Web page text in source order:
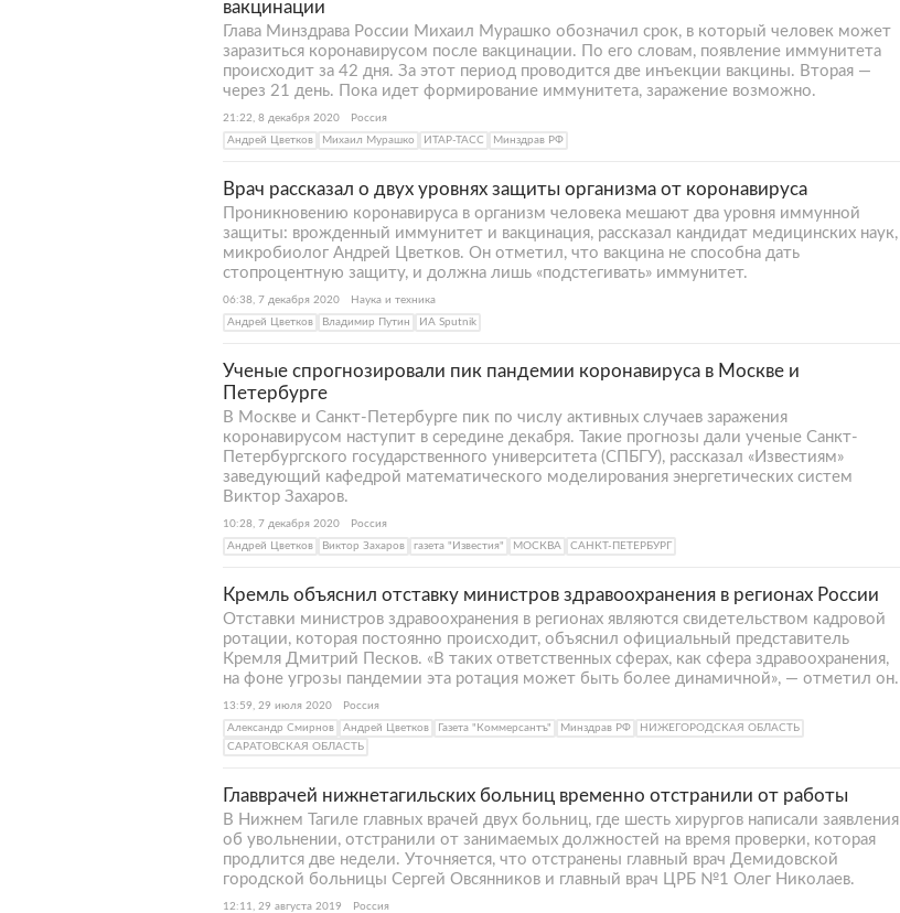
вакцинации
Глава Минздрава России Михаил Мурашко обозначил срок, в который человек может
заразиться коронавирусом после вакцинации. По его словам, появление иммунитета
происходит за 42 дня. За этот период проводится две инъекции вакцины. Вторая —
через 21 день. Пока идет формирование иммунитета, заражение возможно.
21:22, 8 декабря 2020
Россия
Андрей Цветков
Михаил Мурашко ИТАР-ТАСС Минздрав РФ
Врач рассказал о двух уровнях защиты организма от коронавируса
Проникновению коронавируса в организм человека мешают два уровня иммунной
защиты: врожденный иммунитет и вакцинация, рассказал кандидат медицинских наук,
микробиолог Андрей Цветков. Он отметил, что вакцина не способна дать
стопроцентную защиту, и должна лишь «подстегивать» иммунитет.
06:38, 7 декабря 2020
Наука и техника
Андрей Цветков
Владимир Путин ИА Sputnik
Ученые спрогнозировали пик пандемии коронавируса в Москве и
Петербурге
В Москве и Санкт-Петербурге пик по числу активных случаев заражения
коронавирусом наступит в середине декабря. Такие прогнозы дали ученые Санкт-
Петербургского государственного университета (СПБГУ), рассказал «Известиям»
заведующий кафедрой математического моделирования энергетических систем
Виктор Захаров.
10:28, 7 декабря 2020
Россия
Андрей Цветков
Виктор Захаров газета "Известия" МОСКВА САНКТ-ПЕТЕРБУРГ
Кремль объяснил отставку министров здравоохранения в регионах России
Отставки министров здравоохранения в регионах являются свидетельством кадровой
ротации, которая постоянно происходит, объяснил официальный представитель
Кремля Дмитрий Песков. «В таких ответственных сферах, как сфера здравоохранения,
на фоне угрозы пандемии эта ротация может быть более динамичной», — отметил он.
13:59, 29 июля 2020
Россия
Александр Смирнов
Андрей Цветков Газета "Коммерсантъ" Минздрав РФ
НИЖЕГОРОДСКАЯ ОБЛАСТЬ
САРАТОВСКАЯ ОБЛАСТЬ
Главврачей нижнетагильских больниц временно отстранили от работы
В Нижнем Тагиле главных врачей двух больниц, где шесть хирургов написали заявления
об увольнении, отстранили от занимаемых должностей на время проверки, которая
продлится две недели. Уточняется, что отстранены главный врач Демидовской
городской больницы Сергей Овсянников и главный врач ЦРБ №1 Олег Николаев.
12:11, 29 августа 2019
Россия